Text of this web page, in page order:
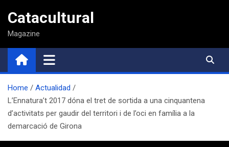
contenido
Catacultural
Magazine
Home
Actualidad
L’Ennatura’t 2017 dóna el tret de sortida a una cinquantena
d’activitats per gaudir del territori i de l’oci en família a la
demarcació de Girona